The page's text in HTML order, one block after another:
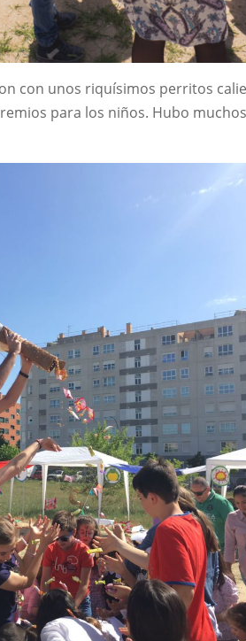
con unos riquísimos perritos
para los niños. Hubo